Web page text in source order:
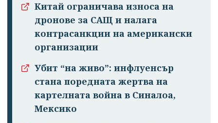
Успешно
излязохте от
Китай ограничава износа на
дронове за САЩ и налага
контрасанкции на американски
организации
Убит “на живо”: инфлуенсър
стана поредната жертва на
картелната война в Синалоа,
Мексико